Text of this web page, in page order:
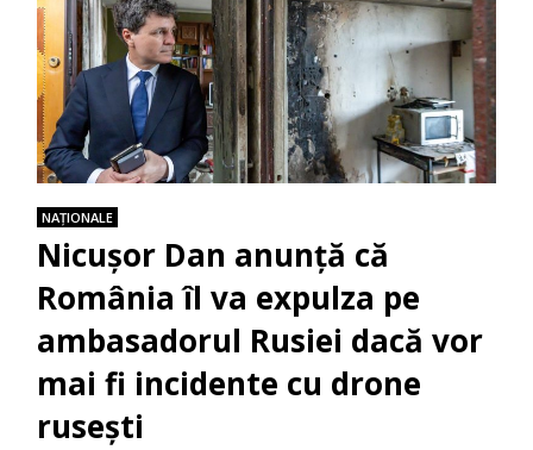
NAŢIONALE
Nicușor Dan anunță că
România îl va expulza pe
ambasadorul Rusiei dacă vor
mai fi incidente cu drone
rusești